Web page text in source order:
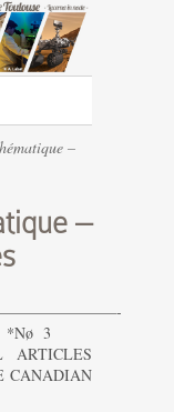
–
–
3
ARTICLES
CANADIAN